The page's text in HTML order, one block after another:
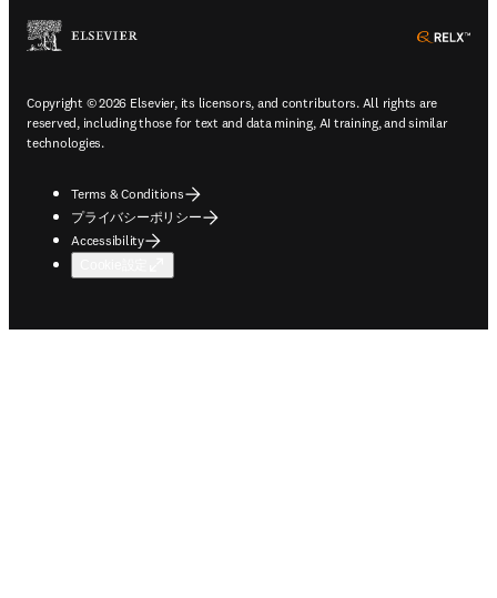
Copyright © 2026 Elsevier, its licensors, and contributors. All rights are
reserved, including those for text and data mining, AI training, and similar
technologies.
Terms & Conditions
プライバシーポリシー
Accessibility